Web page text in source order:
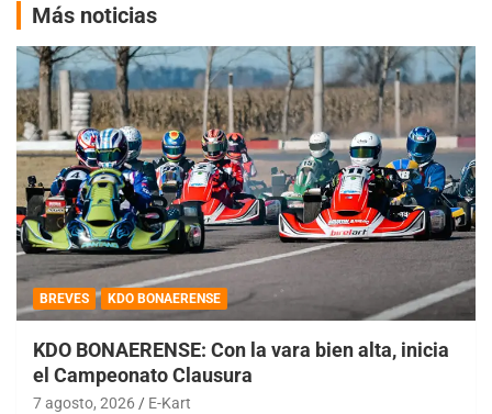
Más noticias
BREVES KDO BONAERENSE
KDO BONAERENSE: Con la vara bien alta, inicia
el Campeonato Clausura
7 agosto, 2026 E-Kart